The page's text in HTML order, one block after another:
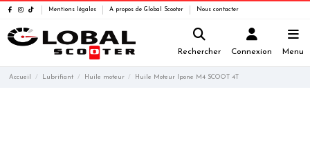
Mentions légales A propos de Global Scooter Nous contacter
Rechercher Connexion Menu
Accueil Lubrifiant Huile moteur Huile Moteur Ipone M4 SCOOT 4T